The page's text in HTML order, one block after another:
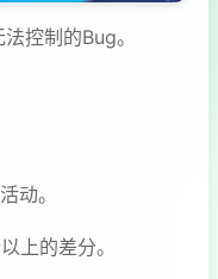
控制的Bug。
动。
上的差分。